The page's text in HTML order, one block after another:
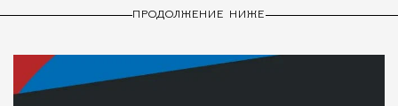
ПРОДОЛЖЕНИЕ НИЖЕ